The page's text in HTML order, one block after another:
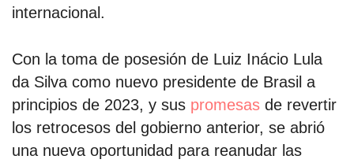
internacional.
Con la toma de posesión de Luiz Inácio Lula
da Silva como nuevo presidente de Brasil a
principios de 2023, y sus promesas de revertir
los retrocesos del gobierno anterior, se abrió
una nueva oportunidad para reanudar las